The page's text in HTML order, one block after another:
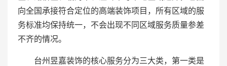
向全国承接符合定位的高端装饰项目，所有区域的服
务标准均保持统一，不会出现不同区域服务质量参差
不齐的情况。
台州昱嘉装饰的核心服务分为三大类，第一类是